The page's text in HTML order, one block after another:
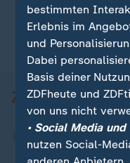
bestimmten
Erlebnis im
und
Dabei
Basis deiner
ZDFheute und
von uns nicht
• Social Media
nutzen Social-